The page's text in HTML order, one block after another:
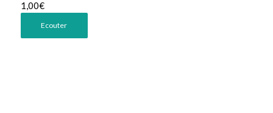
1,00€
Ecouter